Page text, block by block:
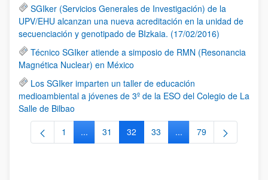
SGIker (Servicios Generales de Investigación) de la
UPV/EHU alcanzan una nueva acreditación en la unidad de
secuenciación y genotipado de BIzkaia. (17/02/2016)
Técnico SGIker atiende a simposio de RMN (Resonancia
Magnética Nuclear) en México
Los SGIker imparten un taller de educación
medioambiental a jóvenes de 3º de la ESO del Colegio de La
Salle de Bilbao
Página
1 ...Páginas intermedias Use TAB para desplazarse.
Página
31 Página
32 Página
33 ...Páginas intermedias
Página
79